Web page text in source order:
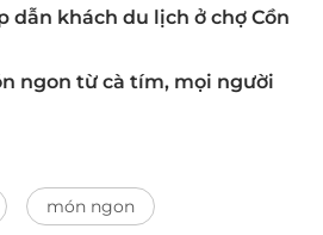
dẫn khách du lịch ở chợ Cồn
ngon từ cà tím, mọi người
món ngon